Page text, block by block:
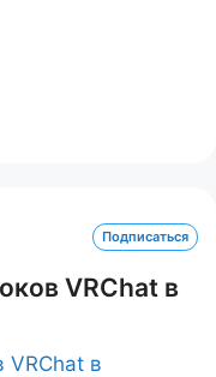
Подписаться
VRChat в